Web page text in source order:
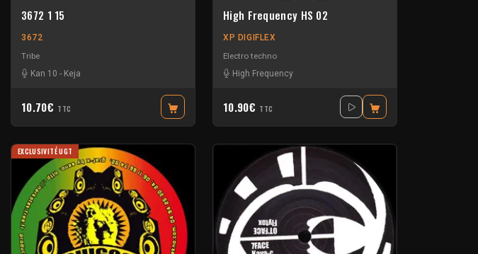
3672 1 15
3672
Tribe
Kan 10 - Keja
10.70€ TTC
High Frequency HS 02
XP DIGIFLEX
Electro techno
High Frequency
10.90€ TTC
EXCLUSIVITÉ UGT